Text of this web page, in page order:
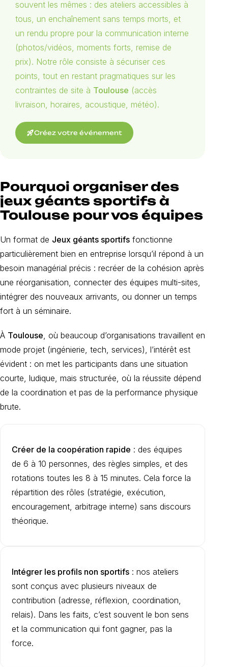
souvent les mêmes : des ateliers accessibles à
tous, un enchaînement sans temps morts, et
un rendu propre pour la communication interne
(photos/vidéos, moments forts, remise de
prix). Notre rôle consiste à sécuriser ces
points, tout en restant pragmatiques sur les
contraintes de site à Toulouse (accès
livraison, horaires, acoustique, météo).
rocket_launchCréez votre événement
Pourquoi organiser des
jeux géants sportifs à
Toulouse pour vos équipes
Un format de Jeux géants sportifs fonctionne
particulièrement bien en entreprise lorsqu’il répond à un
besoin managérial précis : recréer de la cohésion après
une réorganisation, connecter des équipes multi-sites,
intégrer des nouveaux arrivants, ou donner un temps
fort à un séminaire.
À Toulouse, où beaucoup d’organisations travaillent en
mode projet (ingénierie, tech, services), l’intérêt est
évident : on met les participants dans une situation
courte, ludique, mais structurée, où la réussite dépend
de la coordination et pas de la performance physique
brute.
Créer de la coopération rapide : des équipes
de 6 à 10 personnes, des règles simples, et des
rotations toutes les 8 à 15 minutes. Cela force la
répartition des rôles (stratégie, exécution,
encouragement, arbitrage interne) sans discours
théorique.
Intégrer les profils non sportifs : nos ateliers
sont conçus avec plusieurs niveaux de
contribution (adresse, réflexion, coordination,
relais). Dans les faits, c’est souvent le bon sens
et la communication qui font gagner, pas la
force.